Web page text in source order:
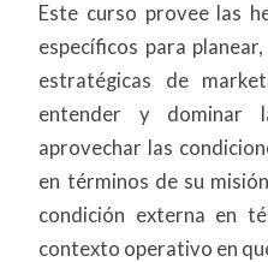
Este curso provee las
específicos para
estratégicas de
entender y dominar
aprovechar las
en términos de su
condición externa en
contexto operativo en